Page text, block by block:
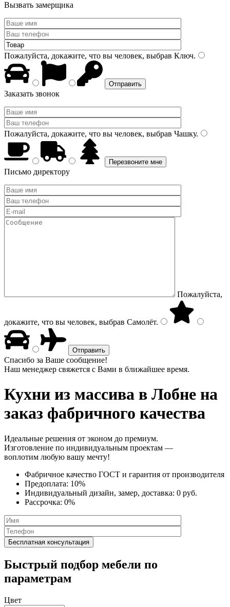
Вызвать замерщика
Пожалуйста, докажите, что вы человек, выбрав Ключ.
Заказать звонок
Пожалуйста, докажите, что вы человек, выбрав Чашку.
Письмо директору
Пожалуйста,
докажите, что вы человек, выбрав Самолёт.
Спасибо за Ваше сообщение!
Наш менеджер свяжется с Вами в ближайшее время.
Кухни из массива в Лобне на
заказ фабричного качества
Идеальные решения от эконом до премиум.
Изготовление по индивидуальным проектам —
воплотим любую вашу мечту!
Фабричное качество ГОСТ и гарантия от производителя
Предоплата: 10%
Индивидуальный дизайн, замер, доставка: 0 руб.
Рассрочка: 0%
Быстрый подбор мебели по
параметрам
Цвет